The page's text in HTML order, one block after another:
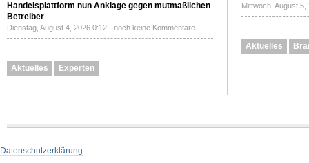
Handelsplattform nun Anklage gegen mutmaßlichen
Betreiber
Dienstag, August 4, 2026 0:12 - noch keine Kommentare
Aktuelles Experten
Mittwoch, August
Aktuelles
Datenschutzerklärung